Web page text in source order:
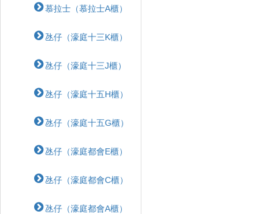
慕拉士（慕拉士A櫃）
氹仔（濠庭十三K櫃）
氹仔（濠庭十三J櫃）
氹仔（濠庭十五H櫃）
氹仔（濠庭十五G櫃）
氹仔（濠庭都會E櫃）
氹仔（濠庭都會C櫃）
氹仔（濠庭都會A櫃）